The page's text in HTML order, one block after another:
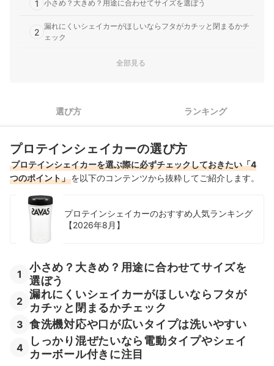
1 小さめ？大きめ？用途に合わせてサイズを選ぼう
2
漏れにくいシェイカーがほしいならフタがカチッと閉まるかチ
ェック
食洗機対応や口が広いタイプは洗いやすい
おしゃれなプロテインシェイカー全61商品おすすめ人気ランキング
おしゃれなプロテインシェイカーの売れ筋ランキングもチェック！
全部見る
選び方 ランキング
プロテインシェイカーの選び方
プロテインシェイカーを選ぶ際に必ずチェックしておきたい「4
つのポイント」を以下のコンテンツから抜粋してご紹介します。
プロテインシェイカーのおすすめ人気ランキング
【2026年8月】
1
小さめ？大きめ？用途に合わせてサイズを
選ぼう
2
漏れにくいシェイカーがほしいならフタが
カチッと閉まるかチェック
3 食洗機対応や口が広いタイプは洗いやすい
4
しっかり混ぜたいなら電動タイプやシェイ
カーボール付きに注目